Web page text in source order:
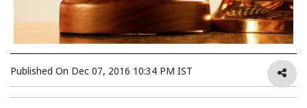
Published On Dec 07, 2016 10:34 PM IST